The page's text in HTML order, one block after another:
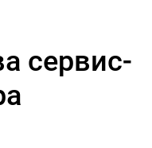
сервис-